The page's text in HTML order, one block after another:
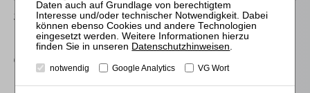
24.09.2026
Praktiker-Webinar Das Sanierungsgutachten nach IDW S 6
09.03.2027
Praktiker-Webinar Das Sanierungsgutachten nach IDW S 6
Datenschutzhinweisen.
notwendig Google Analytics VG Wort